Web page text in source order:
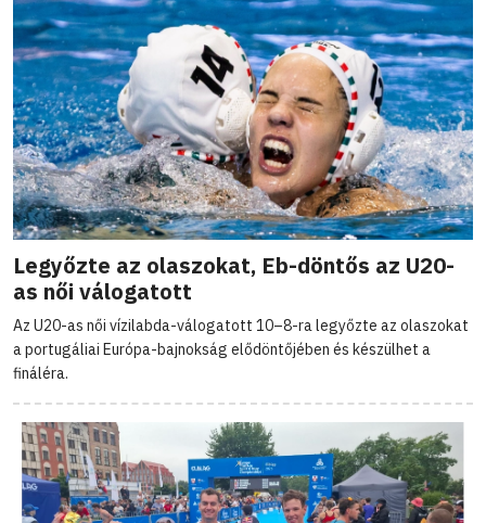
Legyőzte az olaszokat, Eb-döntős az U20-
as női válogatott
Az U20-as női vízilabda-válogatott 10–8-ra legyőzte az olaszokat
a portugáliai Európa-bajnokság elődöntőjében és készülhet a
fináléra.